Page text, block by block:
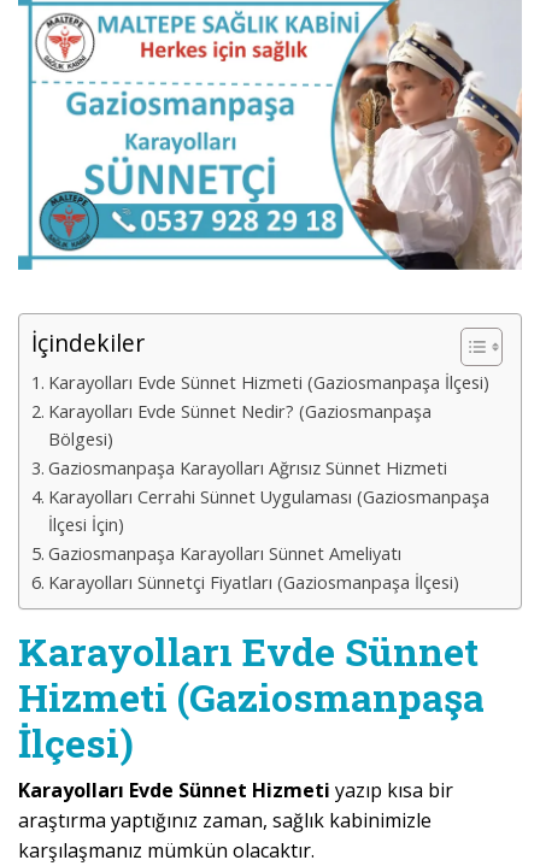
İçindekiler
Karayolları Evde Sünnet Hizmeti (Gaziosmanpaşa İlçesi)
Karayolları Evde Sünnet Nedir? (Gaziosmanpaşa
Bölgesi)
Gaziosmanpaşa Karayolları Ağrısız Sünnet Hizmeti
Karayolları Cerrahi Sünnet Uygulaması (Gaziosmanpaşa
İlçesi İçin)
Gaziosmanpaşa Karayolları Sünnet Ameliyatı
Karayolları Sünnetçi Fiyatları (Gaziosmanpaşa İlçesi)
Karayolları Evde Sünnet
Hizmeti (Gaziosmanpaşa
İlçesi)
Karayolları Evde Sünnet Hizmeti yazıp kısa bir
araştırma yaptığınız zaman, sağlık kabinimizle
karşılaşmanız mümkün olacaktır.